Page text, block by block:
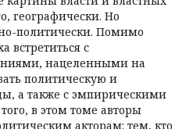
географически. Но
политически. Помимо
встретиться с
нацеленными на
политическую и
а также с эмпирическими
в этом томе авторы
акторам: тем, кто